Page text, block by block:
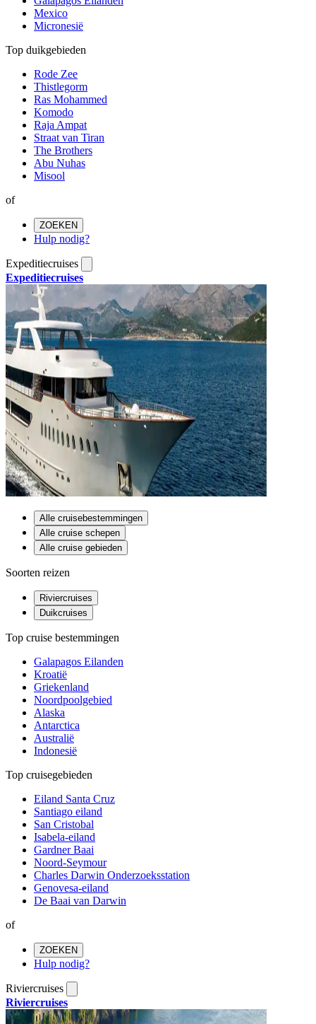
Mexico
Micronesië
Top duikgebieden
Rode Zee
Thistlegorm
Ras Mohammed
Komodo
Raja Ampat
Straat van Tiran
The Brothers
Abu Nuhas
Misool
of
ZOEKEN
Hulp nodig?
Expeditiecruises
Expeditiecruises
Alle cruisebestemmingen
Alle cruise schepen
Alle cruise gebieden
Soorten reizen
Riviercruises
Duikcruises
Top cruise bestemmingen
Galapagos Eilanden
Kroatië
Griekenland
Noordpoolgebied
Alaska
Antarctica
Australië
Indonesië
Top cruisegebieden
Eiland Santa Cruz
Santiago eiland
San Cristobal
Isabela-eiland
Gardner Baai
Noord-Seymour
Charles Darwin Onderzoeksstation
Genovesa-eiland
De Baai van Darwin
of
ZOEKEN
Hulp nodig?
Riviercruises
Riviercruises